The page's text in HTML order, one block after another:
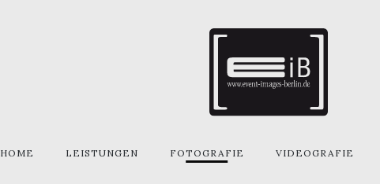
HOME LEISTUNGEN FOTOGRAFIE VIDEOGRAFIE